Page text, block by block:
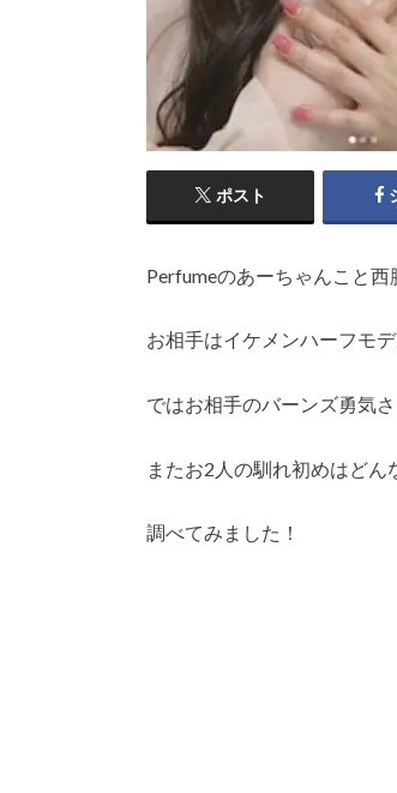
ポスト
Perfumeのあーちゃんこと西
お相手はイケメンハーフモ
ではお相手のバーンズ勇気
またお2人の馴れ初めはどん
調べてみました！